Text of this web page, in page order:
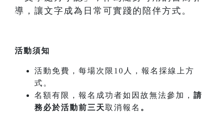
導，讓文字成為日常可實踐的陪伴方式。
活動須知
活動免費，每場次限10人，報名採線上方
式。
名額有限，報名成功者如因故無法參加， 請
務必於活動前三天取消報名 。